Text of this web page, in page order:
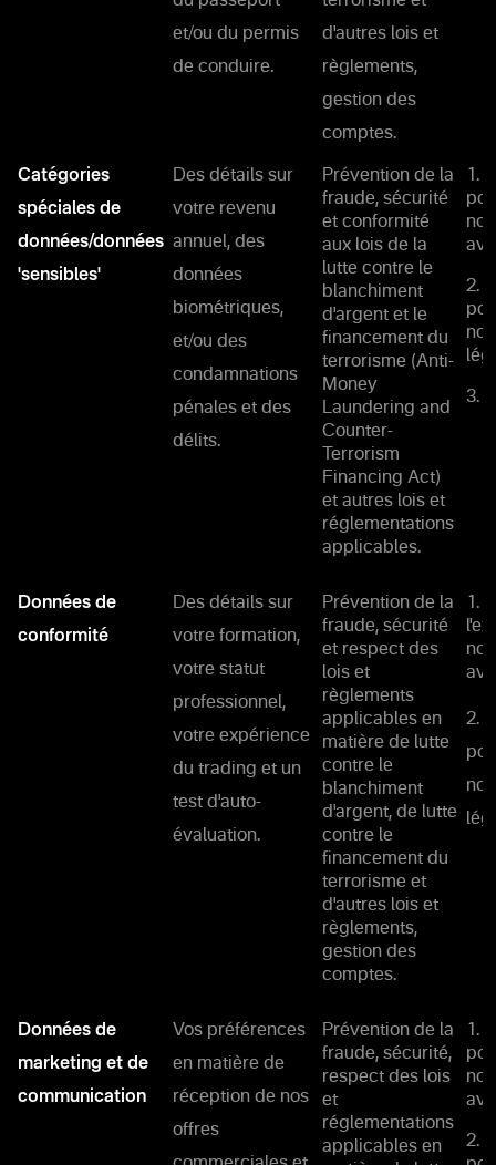
et/ou du permis
de conduire.
d'autres lois et
règlements,
gestion des
comptes.
Catégories
spéciales de
données/données
'sensibles'
Des détails sur
votre revenu
annuel, des
données
biométriques,
et/ou des
condamnations
pénales et des
délits.
Prévention de la
fraude, sécurité
et conformité
aux lois de la
lutte contre le
blanchiment
d'argent et le
financement du
terrorisme (Anti-
Money
Laundering and
Counter-
Terrorism
Financing Act)
et autres lois et
réglementations
applicables.
1.
2.
3.
Données de
conformité
Des détails sur
votre formation,
votre statut
professionnel,
votre expérience
du trading et un
test d'auto-
évaluation.
Prévention de la
fraude, sécurité
et respect des
lois et
règlements
applicables en
matière de lutte
contre le
blanchiment
d'argent, de lutte
contre le
financement du
terrorisme et
d'autres lois et
règlements,
gestion des
comptes.
1.
2.
Données de
marketing et de
communication
Vos préférences
en matière de
réception de nos
offres
Prévention de la
fraude, sécurité,
respect des lois
et
réglementations
applicables en
1.
2.